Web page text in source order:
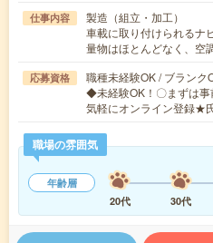
仕事内容
製造（組立・加工）
車載に取り付けられるナ
量物はほとんどなく、空
応募資格
職種未経験OK / ブランク
◆未経験OK！〇まずは事
気軽にオンライン登録★
職場の雰囲気
年齢層
20代
30代